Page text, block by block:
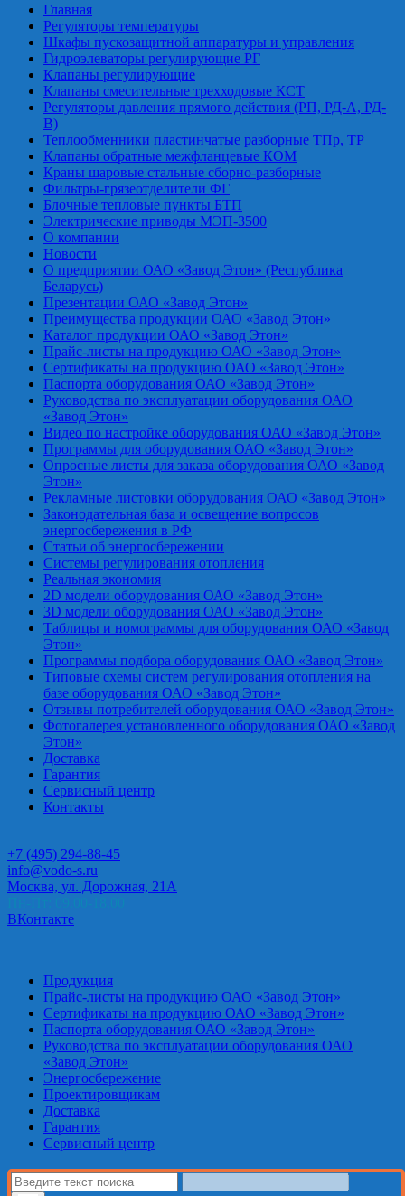
Главная
Регуляторы температуры
Шкафы пускозащитной аппаратуры и управления
Гидроэлеваторы регулирующие РГ
Клапаны регулирующие
Клапаны смесительные трехходовые КСТ
Регуляторы давления прямого действия (РП, РД-А, РД-
В)
Теплообменники пластинчатые разборные ТПр, ТР
Клапаны обратные межфланцевые КОМ
Краны шаровые стальные сборно-разборные
Фильтры-грязеотделители ФГ
Блочные тепловые пункты БТП
Электрические приводы МЭП-3500
О компании
Новости
О предприятии ОАО «Завод Этон» (Республика
Беларусь)
Презентации ОАО «Завод Этон»
Преимущества продукции ОАО «Завод Этон»
Каталог продукции ОАО «Завод Этон»
Прайс-листы на продукцию ОАО «Завод Этон»
Сертификаты на продукцию ОАО «Завод Этон»
Паспорта оборудования ОАО «Завод Этон»
Руководства по эксплуатации оборудования ОАО
«Завод Этон»
Видео по настройке оборудования ОАО «Завод Этон»
Программы для оборудования ОАО «Завод Этон»
Опросные листы для заказа оборудования ОАО «Завод
Этон»
Рекламные листовки оборудования ОАО «Завод Этон»
Законодательная база и освещение вопросов
энергосбережения в РФ
Статьи об энергосбережении
Системы регулирования отопления
Реальная экономия
2D модели оборудования ОАО «Завод Этон»
3D модели оборудования ОАО «Завод Этон»
Таблицы и номограммы для оборудования ОАО «Завод
Этон»
Программы подбора оборудования ОАО «Завод Этон»
Типовые схемы систем регулирования отопления на
базе оборудования ОАО «Завод Этон»
Отзывы потребителей оборудования ОАО «Завод Этон»
Фотогалерея установленного оборудования ОАО «Завод
Этон»
Доставка
Гарантия
Сервисный центр
Контакты
+7 (495) 294-88-45
info@vodo-s.ru
Москва, ул. Дорожная, 21А
ВКонтакте
Продукция
Прайс-листы на продукцию ОАО «Завод Этон»
Сертификаты на продукцию ОАО «Завод Этон»
Паспорта оборудования ОАО «Завод Этон»
Руководства по эксплуатации оборудования ОАО
«Завод Этон»
Энергосбережение
Проектировщикам
Доставка
Гарантия
Сервисный центр